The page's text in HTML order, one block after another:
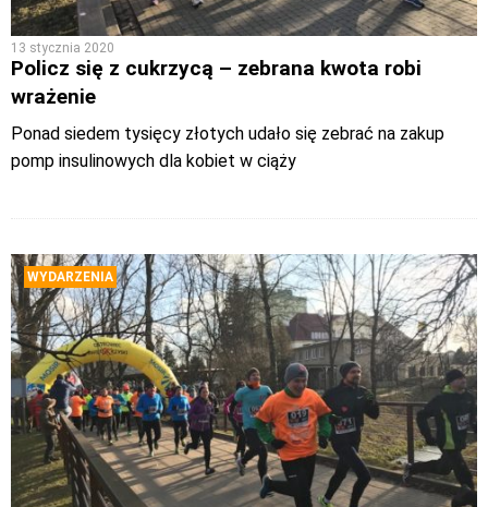
13 stycznia 2020
Policz się z cukrzycą – zebrana kwota robi
wrażenie
Ponad siedem tysięcy złotych udało się zebrać na zakup
pomp insulinowych dla kobiet w ciąży
WYDARZENIA